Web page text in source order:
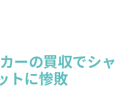
ーの買収でシャ
トに惨敗